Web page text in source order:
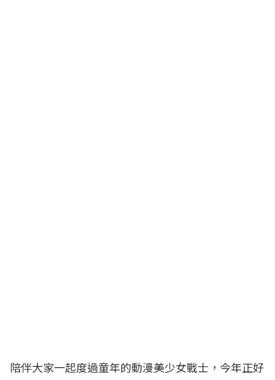
陪伴大家一起度過童年的動漫美少女戰士，今年正好